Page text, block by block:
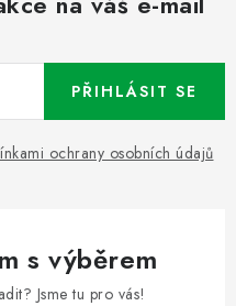
ochrany osobních údajů
PŘIHLÁSIT SE
s výběrem
Jsme tu pro vás!